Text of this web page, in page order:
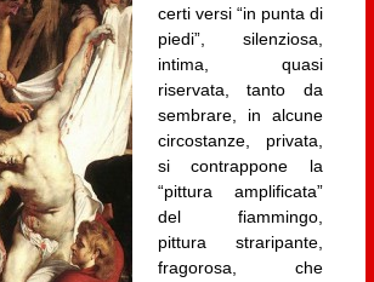
certi versi “in punta di
piedi”, silenziosa,
intima, quasi
riservata, tanto da
sembrare, in alcune
circostanze, privata,
si contrappone la
“pittura amplificata”
del fiammingo,
pittura straripante,
fragorosa, che